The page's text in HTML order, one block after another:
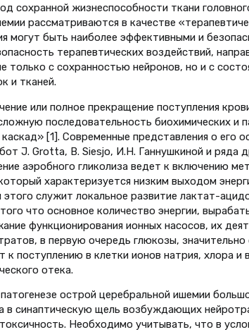
сохранной жизнеспособности ткани
рассматриваются в качестве
могут быть наиболее эффективными и
терапевтических воздействий,
только с сохранностью нейронов, но и с
и тканей.
или полное прекращение поступления
последовательность биохимических и
[1]. Современные представления о его
J. Grotta, B. Siesjo, И.Н. Ганнушкиной и ряда
аэробного гликолиза ведет к включению
характеризуется низким выходом
служит локальное развитие лактат-
что основное количество энергии,
функционирования ионных насосов, их
в первую очередь глюкозы,
к поступлению в клетки ионов натрия, хлора
отека.
острой церебральной ишемии
в синаптическую щель возбуждающих
Необходимо учитывать, что в